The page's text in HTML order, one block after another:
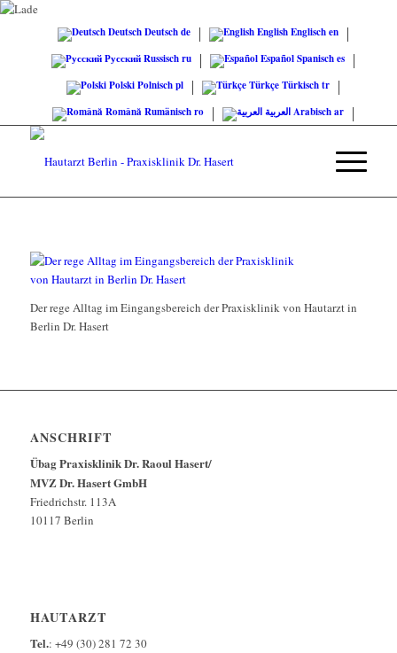
DeutschDeutschde EnglishEnglischen
РусскийRussischru EspañolSpanisches
PolskiPolnischpl TürkçeTürkischtr
RomânăRumänischro العربيةArabischar
Der rege Alltag im Eingangsbereich der Praxisklinik von Hautarzt in
Berlin Dr. Hasert
ANSCHRIFT
Übag Praxisklinik Dr. Raoul Hasert/
MVZ Dr. Hasert GmbH
Friedrichstr. 113A
10117 Berlin
HAUTARZT
Tel.: +49 (30) 281 72 30